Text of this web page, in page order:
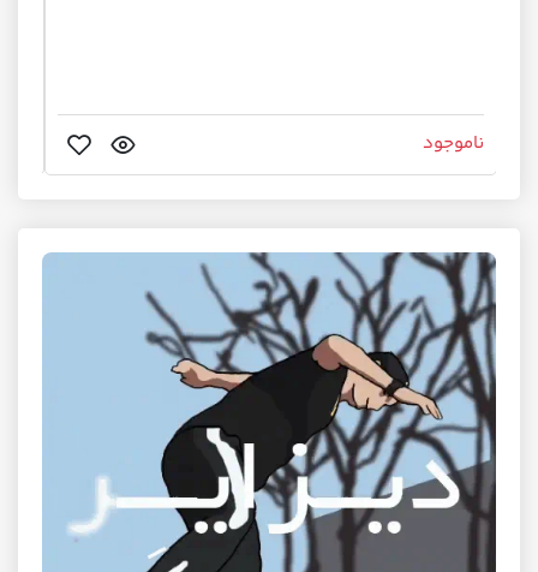
ناموجود